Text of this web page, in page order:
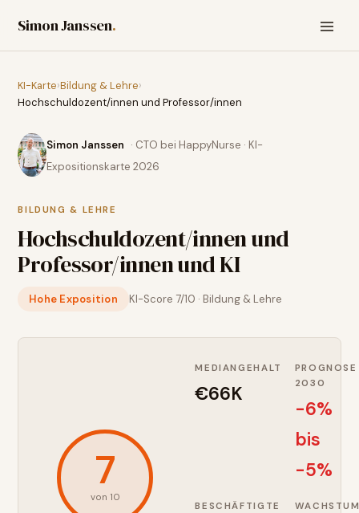
Simon Janssen.
KI-Karte›Bildung & Lehre›
Hochschuldozent/innen und Professor/innen
Simon Janssen · CTO bei HappyNurse · KI-
Expositionskarte 2026
BILDUNG & LEHRE
Hochschuldozent/innen und
Professor/innenund KI
Hohe Exposition KI-Score 7/10 · Bildung & Lehre
7
von 10
MEDIANGEHALT
€66K
PROGNOSE
2030
-6%
bis
-5%
BESCHÄFTIGTE